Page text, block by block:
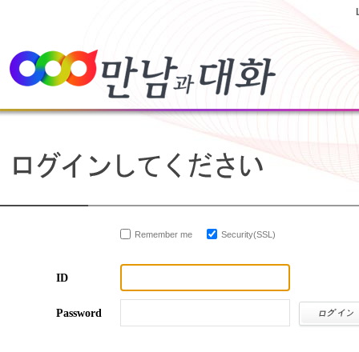
Remember me Security(SSL)
ID
Password